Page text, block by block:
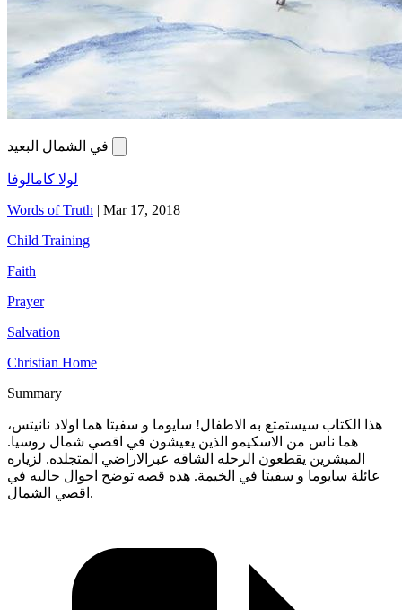
لولا كامالوفا
Words of Truth | Mar 17, 2018
Child Training
Faith
Prayer
Salvation
Christian Home
Summary
هذا الكتاب سيستمتع به الاطفال! سايوما و سفيتا هما اولاد نانيتس،
هما ناس من الاسكيمو الذين يعيشون في اقصي شمال روسيا.
المبشرين يقطعون الرحله الشاقه عبرالاراضي المتجلده. لزياره
عائلة سايوما و سفيتا في الخيمة. هذه قصه توضح احوال حاليه في
اقصي الشمال.